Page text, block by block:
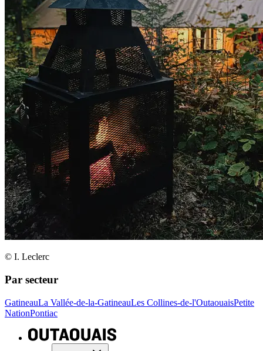
© I. Leclerc
Par secteur
GatineauLa Vallée-de-la-GatineauLes Collines-de-l'OutaouaisPetite
NationPontiac